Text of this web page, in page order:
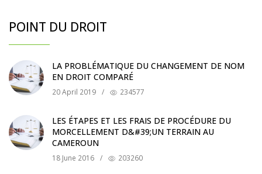
POINT DU DROIT
LA PROBLÉMATIQUE DU CHANGEMENT DE NOM
EN DROIT COMPARÉ
20 April 2019 / 234577
LES ÉTAPES ET LES FRAIS DE PROCÉDURE DU
MORCELLEMENT D&#39;UN TERRAIN AU
CAMEROUN
18 June 2016 / 203260